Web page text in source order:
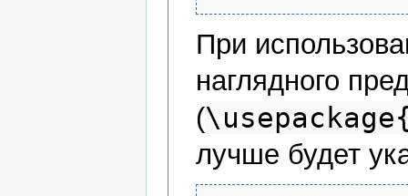
При
наглядного
(
лучше будет